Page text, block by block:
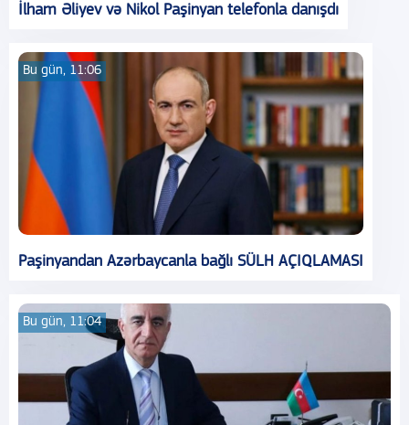
İlham Əliyev və Nikol Paşinyan telefonla danışdı
Bu gün, 11:06
Paşinyandan Azərbaycanla bağlı SÜLH AÇIQLAMASI
Bu gün, 11:04